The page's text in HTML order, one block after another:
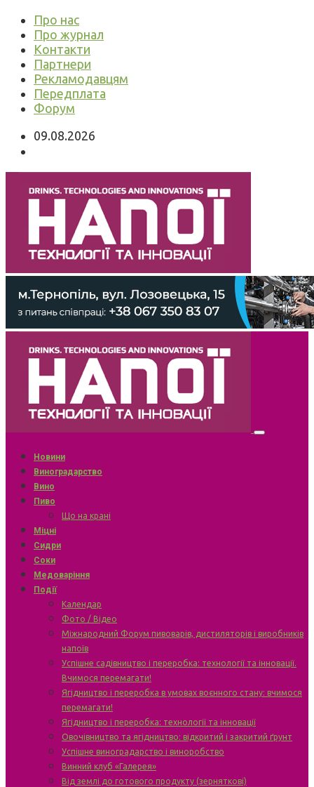
Про нас
Про журнал
Контакти
Партнери
Рекламодавцям
Передплата
Форум
09.08.2026
Новини
Виноградарство
Вино
Пиво
Що на крані
Міцні
Сидри
Соки
Медоваріння
Події
Календар
Фото / Відео
Міжнародний Форум пивоварів, дистиляторів і виробників
напоїв
Успішне садівництво і переробка: технології та інновації.
Вчимося перемагати!
Ягідництво і переробка в умовах воєнного стану: вчимося
перемагати!
Ягідництво і переробка: технології та інновації
Овочівництво та ягідництво: відкритий і закритий ґрунт
Успішне виноградарство і виноробство
Винний клуб «Галерея»
Від землі до готового продукту (зерняткові)